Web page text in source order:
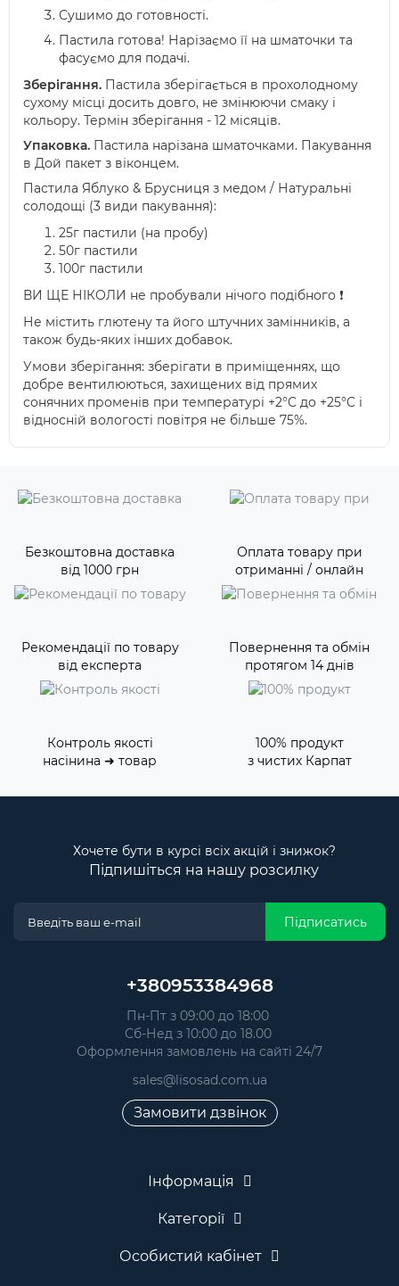
Сушимо до готовності.
Пастила готова! Нарізаємо її на шматочки та
фасуємо для подачі.
Зберігання. Пастила зберігається в прохолодному
сухому місці досить довго, не змінюючи смаку і
кольору. Термін зберігання - 12 місяців.
Упаковка. Пастила нарізана шматочками. Пакування
в Дой пакет з віконцем.
Пастила Яблуко & Брусниця з медом / Натуральні
солодощі (3 види пакування):
25г пастили (на пробу)
50г пастили
100г пастили
ВИ ЩЕ НІКОЛИ не пробували нічого подібного ❗️
Не містить глютену та його штучних замінників, а
також будь-яких інших добавок.
Умови зберігання: зберігати в приміщеннях, що
добре вентилюються, захищених від прямих
сонячних променів при температурі +2°C до +25°C і
відносній вологості повітря не більше 75%.
Безкоштовна доставка
від 1000 грн
Оплата товару при
отриманні / онлайн
Рекомендації по товару
від експерта
Повернення та обмін
протягом 14 днів
Контроль якості
насінина ➜ товар
100% продукт
з чистих Карпат
Хочете бути в курсі всіх акцій і знижок?
Підпишіться на нашу розсилку
Підписатись
+380953384968
Пн-Пт з 09:00 до 18:00
Сб-Нед з 10:00 до 18.00
Оформлення замовлень на сайті 24/7
sales@lisosad.com.ua
Замовити дзвінок
Інформація
Категорії
Особистий кабінет